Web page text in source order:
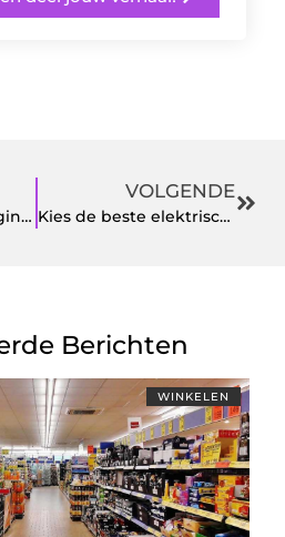
U koopt uw bevestigingsmaterialen en gereedschap bij deze experts
VOLGENDE
Kies de beste elektrische skateboard uit
Berichten
WINKELEN